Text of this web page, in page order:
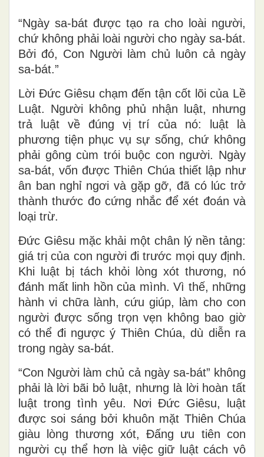
“Ngày sa-bát được tạo ra cho loài người,
chứ không phải loài người cho ngày sa-bát.
Bởi đó, Con Người làm chủ luôn cả ngày
sa-bát.”
Lời Đức Giêsu chạm đến tận cốt lõi của Lề
Luật. Người không phủ nhận luật, nhưng
trả luật về đúng vị trí của nó: luật là
phương tiện phục vụ sự sống, chứ không
phải gông cùm trói buộc con người. Ngày
sa-bát, vốn được Thiên Chúa thiết lập như
ân ban nghỉ ngơi và gặp gỡ, đã có lúc trở
thành thước đo cứng nhắc để xét đoán và
loại trừ.
Đức Giêsu mặc khải một chân lý nền tảng:
giá trị của con người đi trước mọi quy định.
Khi luật bị tách khỏi lòng xót thương, nó
đánh mất linh hồn của mình. Vì thế, những
hành vi chữa lành, cứu giúp, làm cho con
người được sống trọn vẹn không bao giờ
có thể đi ngược ý Thiên Chúa, dù diễn ra
trong ngày sa-bát.
“Con Người làm chủ cả ngày sa-bát” không
phải là lời bãi bỏ luật, nhưng là lời hoàn tất
luật trong tình yêu. Nơi Đức Giêsu, luật
được soi sáng bởi khuôn mặt Thiên Chúa
giàu lòng thương xót, Đấng ưu tiên con
người cụ thể hơn là việc giữ luật cách vô